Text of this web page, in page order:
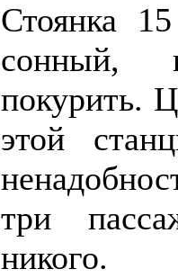
Стоянка
сонный,
покурить.
этой
три
никого.